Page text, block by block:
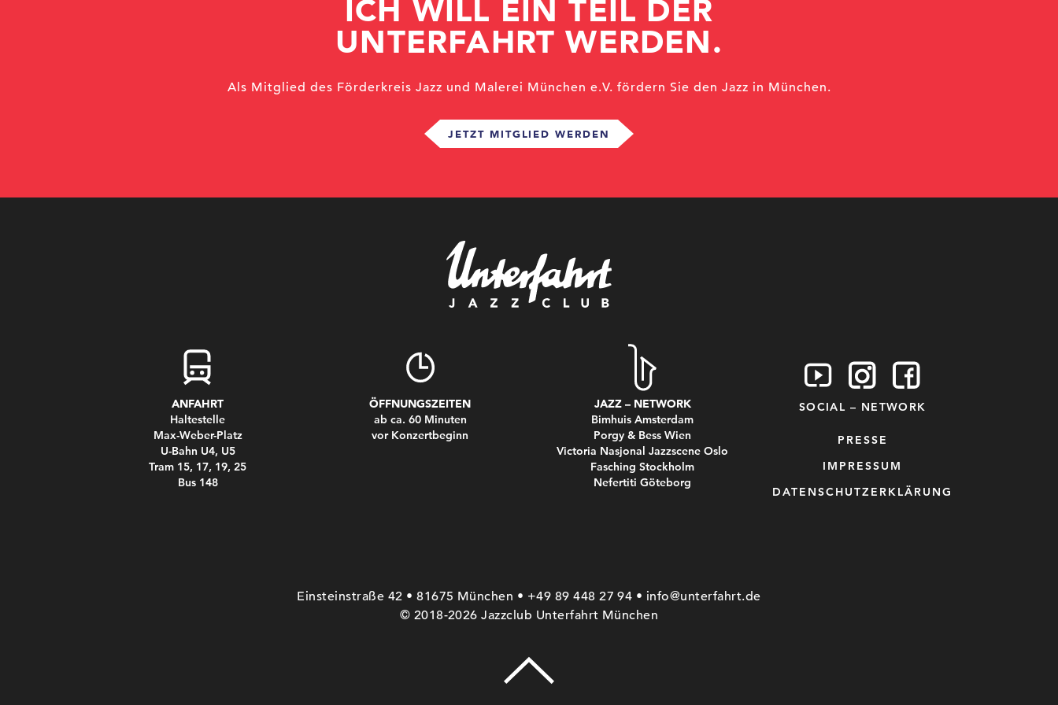
ICH WILL EIN TEIL DER
UNTERFAHRT WERDEN.
Als Mitglied des Förderkreis Jazz und Malerei München e.V. fördern Sie den Jazz in München.
JETZT MITGLIED WERDEN
ANFAHRT
Haltestelle
Max-Weber-Platz
U-Bahn U4, U5
Tram 15, 17, 19, 25
Bus 148
ÖFFNUNGSZEITEN
ab ca. 60 Minuten
vor Konzertbeginn
JAZZ – NETWORK
Bimhuis Amsterdam
Porgy & Bess Wien
Victoria Nasjonal Jazzscene Oslo
Fasching Stockholm
Nefertiti Göteborg
SOCIAL – NETWORK
PRESSE
IMPRESSUM
DATENSCHUTZERKLÄRUNG
Einsteinstraße 42 • 81675 München • +49 89 448 27 94 • info@unterfahrt.de
© 2018-2026 Jazzclub Unterfahrt München